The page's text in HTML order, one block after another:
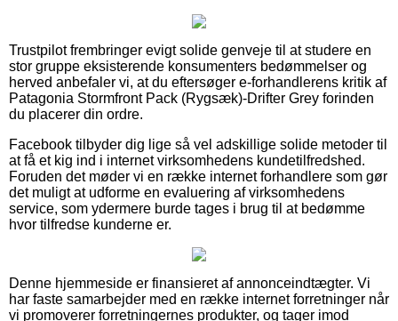
Trustpilot frembringer evigt solide genveje til at studere en
stor gruppe eksisterende konsumenters bedømmelser og
herved anbefaler vi, at du eftersøger e-forhandlerens kritik af
Patagonia Stormfront Pack (Rygsæk)-Drifter Grey forinden
du placerer din ordre.
Facebook tilbyder dig lige så vel adskillige solide metoder til
at få et kig ind i internet virksomhedens kundetilfredshed.
Foruden det møder vi en række internet forhandlere som gør
det muligt at udforme en evaluering af virksomhedens
service, som ydermere burde tages i brug til at bedømme
hvor tilfredse kunderne er.
Denne hjemmeside er finansieret af annonceindtægter. Vi
har faste samarbejder med en række internet forretninger når
vi promoverer forretningernes produkter, og tager imod